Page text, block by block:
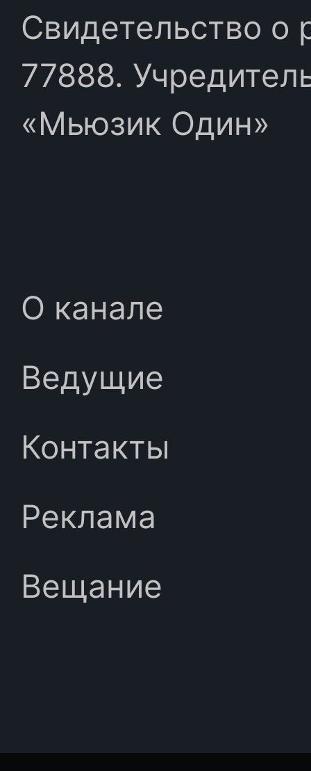
Свидетельство
77888.
«Мьюзик Один»
О канале
Ведущие
Контакты
Реклама
Вещание